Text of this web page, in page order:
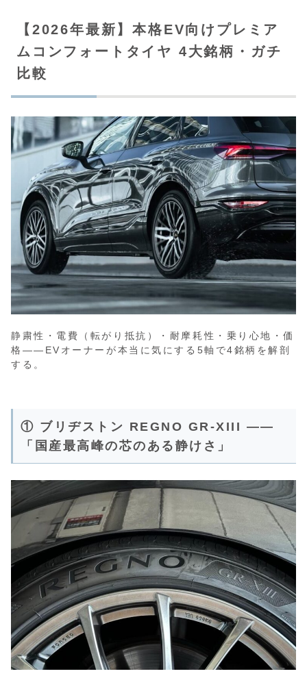
【2026年最新】本格EV向けプレミア
ムコンフォートタイヤ 4大銘柄・ガチ
比較
静粛性・電費（転がり抵抗）・耐摩耗性・乗り心地・価
格——EVオーナーが本当に気にする5軸で4銘柄を解剖
する。
① ブリヂストン REGNO GR-XIII ——
「国産最高峰の芯のある静けさ」